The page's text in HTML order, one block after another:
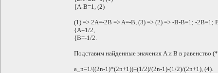
{A-B=1, (2)
(1) => 2A=-2B => A=-B, (3) => (2) => -B-B=1; -2B=1;
{A=1/2,
{B=-1/2.
Подставим найденные значения A и B в равенство
a_n=1/((2n-1)*(2n+1))=(1/2)/(2n-1)-(1/2)/(2n+1), (4).